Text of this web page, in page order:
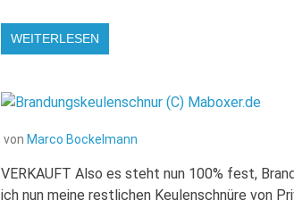
WEITERLESEN
von Marco Bockelmann
VERKAUFT Also es steht nun 100% fest,
ich nun meine restlichen Keulenschnüre von